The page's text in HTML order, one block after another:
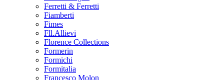
Ferretti & Ferretti
Fiamberti
Fimes
Fll.Allievi
Florence Collections
Formerin
Formichi
Formitalia
Francesco Molon